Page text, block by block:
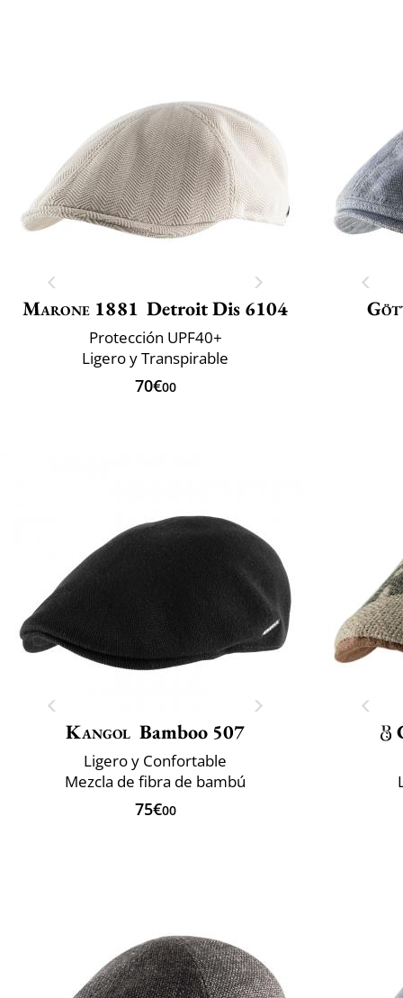
Marone 1881 Detroit Dis 6104
Protección UPF40+
Ligero y Transpirable
70€00
Kangol Bamboo 507
Ligero y Confortable
Mezcla de fibra de bambú
75€00